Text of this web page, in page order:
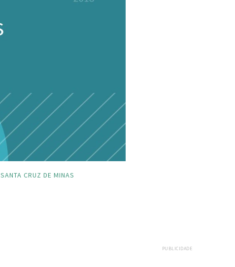
SANTA CRUZ DE MINAS
PUBLICIDADE